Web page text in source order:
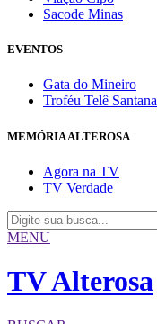
Sacode Minas
EVENTOS
Gata do Mineiro
Troféu Telê Santana
MEMÓRIA ALTEROSA
Agora na TV
TV Verdade
MENU
TV Alterosa